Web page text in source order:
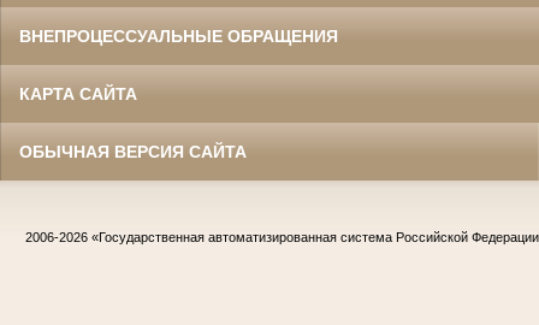
ВНЕПРОЦЕССУАЛЬНЫЕ ОБРАЩЕНИЯ
КАРТА САЙТА
ОБЫЧНАЯ ВЕРСИЯ САЙТА
2006-2026 «Государственная автоматизированная система Российской